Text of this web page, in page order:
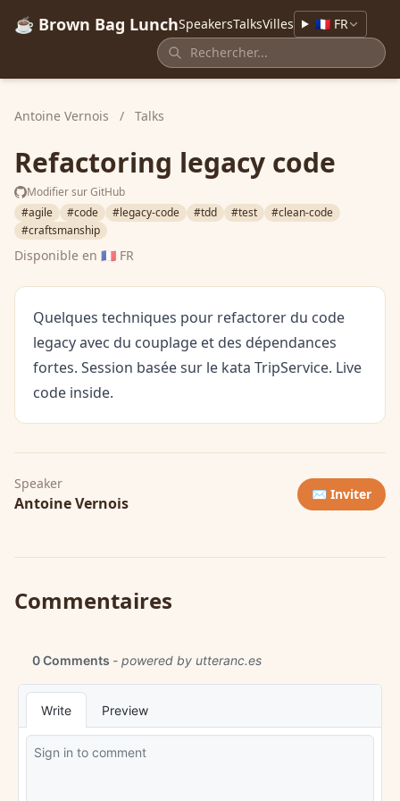
☕ Brown Bag LunchSpeakersTalksVilles 🇫🇷 FR
Antoine Vernois / Talks
Refactoring legacy code
Modifier sur GitHub
#agile
#code #legacy-code #tdd #test
#clean-code
#craftsmanship
Disponible en 🇫🇷 FR
Quelques techniques pour refactorer du code
legacy avec du couplage et des dépendances
fortes. Session basée sur le kata TripService. Live
code inside.
Speaker
Antoine Vernois ✉️ Inviter
Commentaires